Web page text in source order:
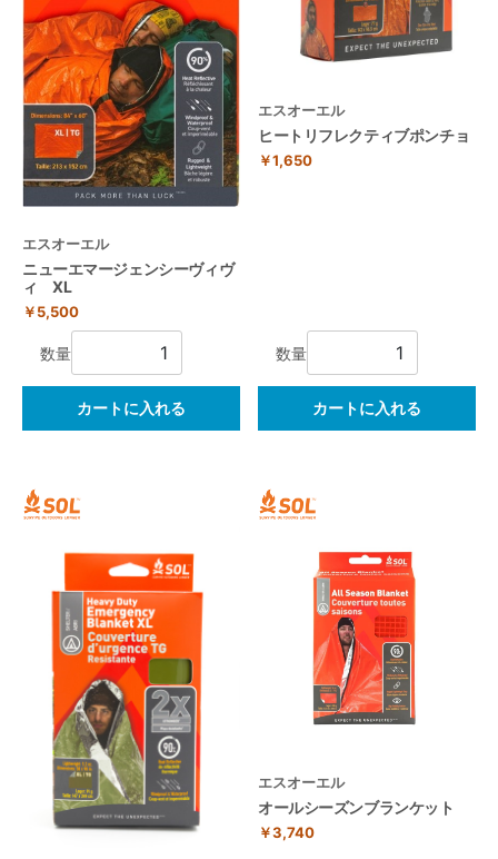
エスオーエル
ニューエマージェンシーヴィヴ
ィ XL
￥5,500
数量
カートに入れる
エスオーエル
ヒートリフレクティブポンチョ
￥1,650
数量
カートに入れる
エスオーエル
オールシーズンブランケット
￥3,740